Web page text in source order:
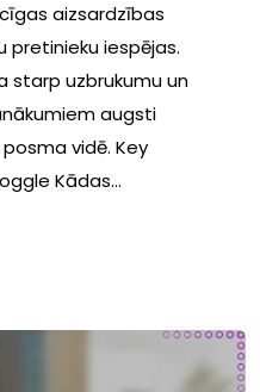
aizsardzības
pretinieku iespējas.
starp uzbrukumu un
augsti
vidē. Key
Kādas…